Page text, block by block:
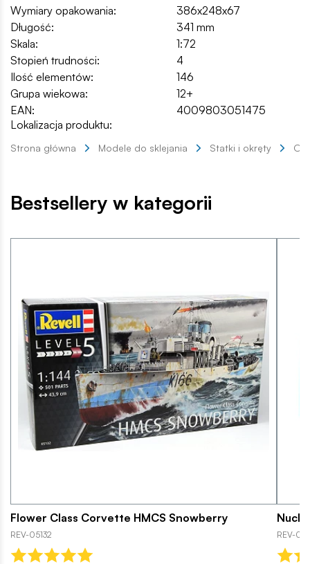
Wymiary opakowania:
386x248x67
Długość:
341 mm
Skala:
1:72
Stopień trudności:
4
Ilość elementów:
146
Grupa wiekowa:
12+
EAN:
4009803051475
Lokalizacja produktu:
Strona główna Modele do sklejania Statki i okręty
Bestsellery w kategorii
Flower Class Corvette HMCS Snowberry
REV-05132 REV-